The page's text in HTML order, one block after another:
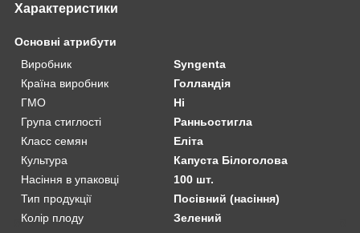
Характеристики
Основні атрибути
Виробник
Syngenta
Країна виробник
Голландія
ГМО
Ні
Група стиглості
Ранньостигла
Класс семян
Еліта
Культура
Капуста Білоголова
Насіння в упаковці
100 шт.
Тип продукції
Посівний (насіння)
Колір плоду
Зелений